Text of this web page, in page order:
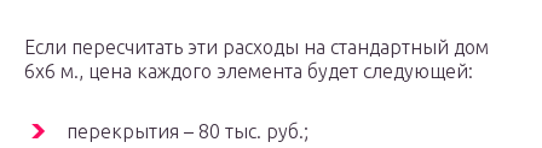
Если пересчитать эти расходы на стандартный дом
6х6 м., цена каждого элемента будет следующей:
перекрытия – 80 тыс. руб.;